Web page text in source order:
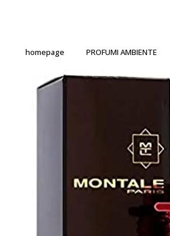
homepage PROFUMI AMBIENTE